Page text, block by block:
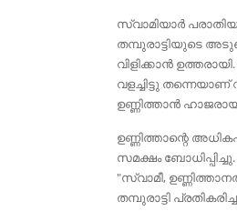
സ്വാമിയാർ
തമ്പുരാട്ടിയുടെ
വിളിക്കാൻ
വളച്ചിട്ടു തന്നെയാണ്
ഉണ്ണിത്താൻ
ഉണ്ണിത്താന്റെ
സമക്ഷം
"സ്വാമീ,
തമ്പുരാട്ടി